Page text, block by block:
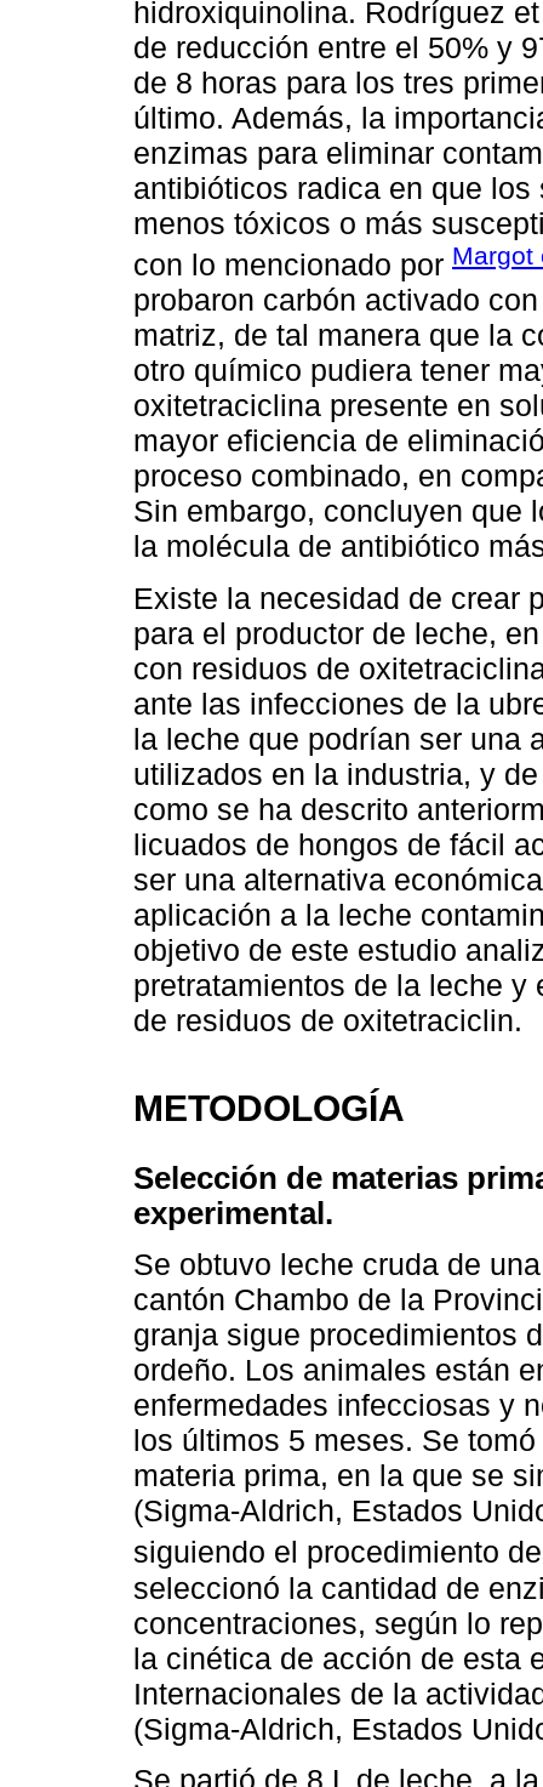
hidroxiquinolina. Rodríguez
de reducción entre el 50% y
de 8 horas para los tres
último. Además, la
enzimas para eliminar
antibióticos radica en que
menos tóxicos o más
con lo mencionado por Margot
probaron carbón activado
matriz, de tal manera que la
otro químico pudiera tener
oxitetraciclina presente en
mayor eficiencia de
proceso combinado, en
Sin embargo, concluyen que
la molécula de antibiótico
Existe la necesidad de crear
para el productor de leche,
con residuos de
ante las infecciones de la
la leche que podrían ser una
utilizados en la industria, y
como se ha descrito
licuados de hongos de fácil
ser una alternativa
aplicación a la leche
objetivo de este estudio
pretratamientos de la leche
de residuos de oxitetraciclin.
METODOLOGÍA
Selección de materias
experimental.
Se obtuvo leche cruda de
cantón Chambo de la
granja sigue procedimientos
ordeño. Los animales están
enfermedades infecciosas y
los últimos 5 meses. Se
materia prima, en la que se
(Sigma-Aldrich, Estados
siguiendo el procedimiento
seleccionó la cantidad de
concentraciones, según lo
la cinética de acción de esta
Internacionales de la
(Sigma-Aldrich, Estados
Se partió de 8 L de leche, a